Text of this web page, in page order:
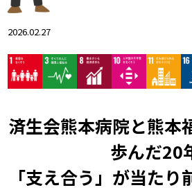
2026.02.27
済生会熊本病院と熊本
歩んだ20
「支え合う」が当た